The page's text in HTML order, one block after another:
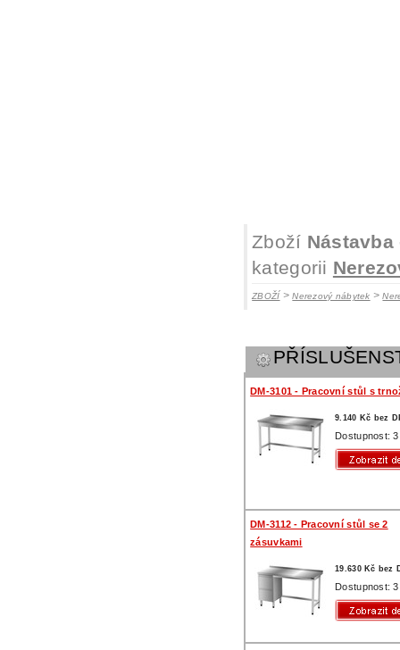
Zboží
kategorii
ZBOŽÍ>Nerezový nábytek >
DM-3101 - Pracovní stůl s
9.140 Kč bez
Dostupnost:
DM-3112 - Pracovní stůl se 2
zásuvkami
19.630 Kč bez
Dostupnost: